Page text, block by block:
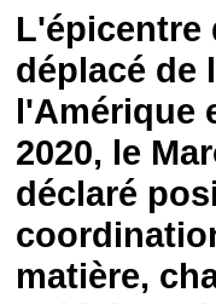
L'épicentre
déplacé de
l'Amérique
2020, le
déclaré
matière,